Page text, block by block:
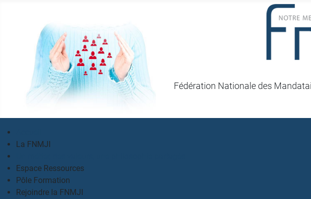
Fédération Nationale des
La FNMJI
Espace Ressources
Pôle Formation
Rejoindre la FNMJI